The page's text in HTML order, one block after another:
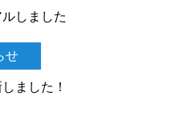
しました
せ
ました！